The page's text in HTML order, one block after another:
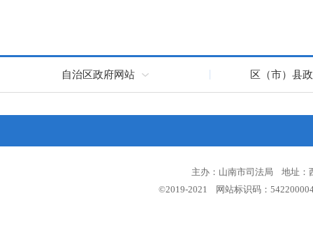
自治区政府网站 区（市）县
主办：山南市司法局 地址：
©2019-2021 网站标识码：